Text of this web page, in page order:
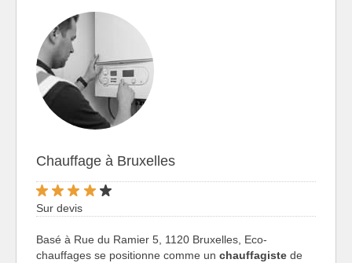
Chauffage à Bruxelles
Sur devis
Basé à Rue du Ramier 5, 1120 Bruxelles, Eco-
chauffages se positionne comme un chauffagiste de